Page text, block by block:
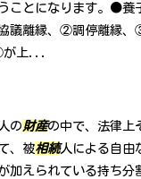
ことになります。●養
議離縁、②調停離縁
が上...
の財産の中で、法律上
、被相続人による自由
加えられている持ち分